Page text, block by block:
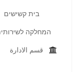
בית קשישים
המחלקה
قسم الادارة